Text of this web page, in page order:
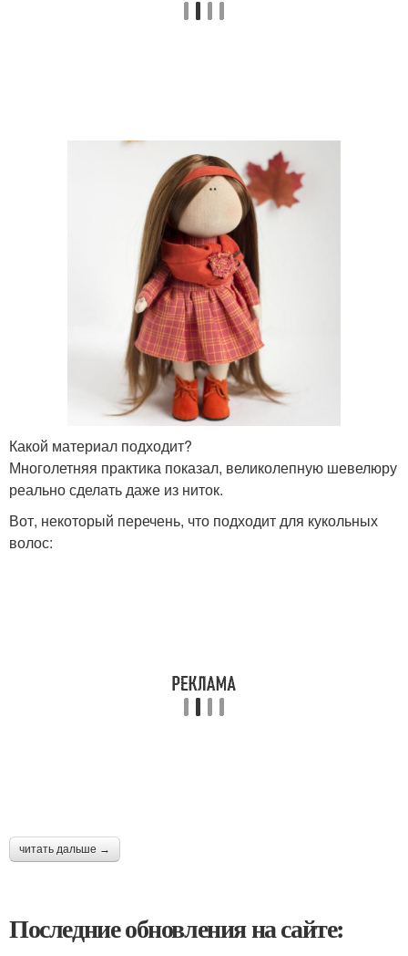
Какой материал подходит?
Многолетняя практика показал, великолепную шевелюру
реально сделать даже из ниток.
Вот, некоторый перечень, что подходит для кукольных
волос:
читать дальше →
Последние обновления на сайте: